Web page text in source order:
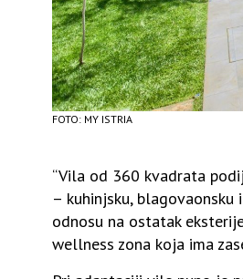
FOTO: MY ISTRIA
“Vila od 360 kvadrata
– kuhinjsku,
odnosu na ostatak
wellness zona koja ima